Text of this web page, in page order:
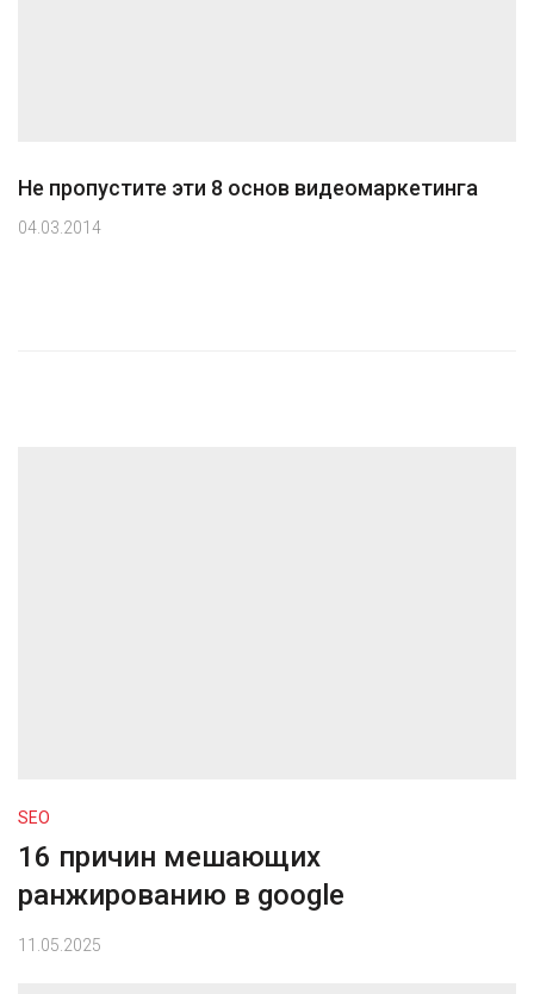
Не пропустите эти 8 основ видеомаркетинга
04.03.2014
SEO
16 причин мешающих
ранжированию в google
11.05.2025